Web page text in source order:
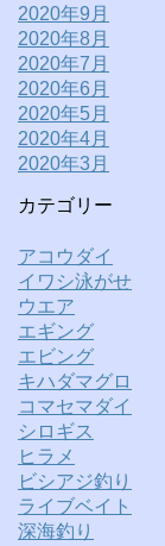
2020年9月
2020年8月
2020年7月
2020年6月
2020年5月
2020年4月
2020年3月
カテゴリー
アコウダイ
イワシ泳がせ
ウエア
エギング
エビング
キハダマグロ
コマセマダイ
シロギス
ヒラメ
ビシアジ釣り
ライブベイト
深海釣り